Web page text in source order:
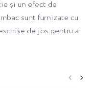
și un efect de
sunt furnizate cu
de jos pentru a